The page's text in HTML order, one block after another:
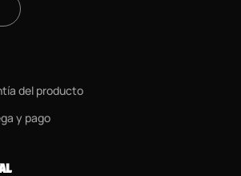
del producto
y pago